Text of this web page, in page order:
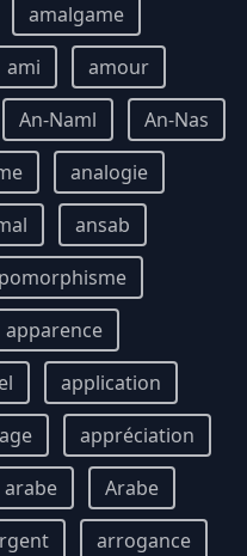
amalgame
ami
amour
An-Naml
An-Nas
analogie
ansab
apparence
application
appréciation
arabe
Arabe
arrogance